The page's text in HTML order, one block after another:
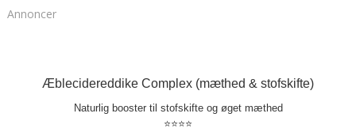
Annoncer
Æblecidereddike Complex (mæthed & stofskifte)
Naturlig booster til stofskifte og øget mæthed
⭐⭐⭐⭐